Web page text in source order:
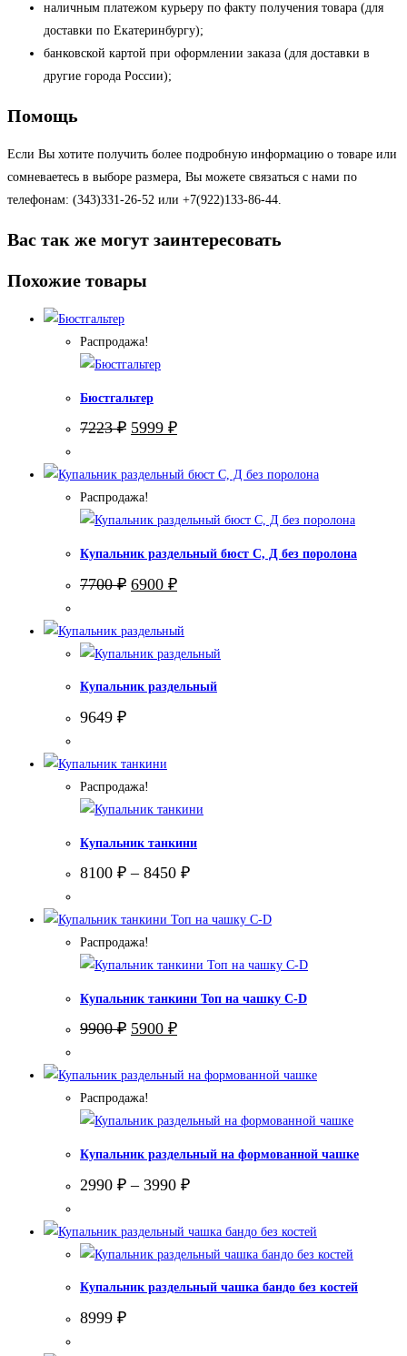
наличным платежом курьеру по факту получения товара (для
доставки по Екатеринбургу);
банковской картой при оформлении заказа (для доставки в
другие города России);
Помощь
Если Вы хотите получить более подробную информацию о товаре или
сомневаетесь в выборе размера, Вы можете связаться с нами по
телефонам: (343)331-26-52 или +7(922)133-86-44.
Вас так же могут заинтересовать
Похожие товары
Распродажа!
Бюстгальтер
7223₽ Первоначальная
7223 ₽.
5999 ₽Текущая
Распродажа!
Купальник раздельный бюст С, Д без поролона
7700₽ Первоначальная
цена
7700 ₽.
6900 ₽Текущая
цена:
Купальник раздельный
9649 ₽
Распродажа!
Купальник танкини
8100 ₽ – 8450 ₽
Распродажа!
Купальник танкини Топ на чашку С-D
9900₽ Первоначальная
9900 ₽.
5900 ₽Текущая
Распродажа!
Купальник раздельный на формованной чашке
2990 ₽ – 3990 ₽
Купальник раздельный чашка бандо без костей
8999 ₽